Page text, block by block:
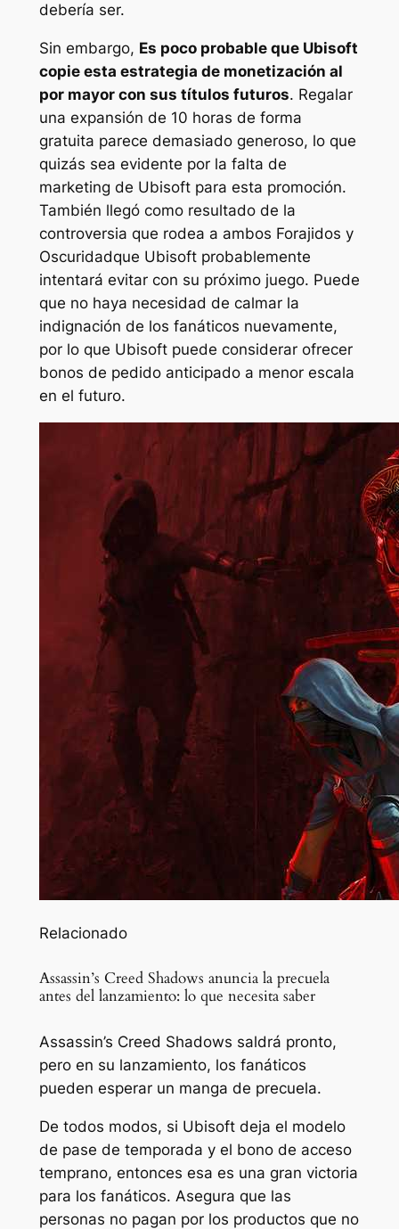
debería ser.
Sin embargo, Es poco probable que Ubisoft
copie esta estrategia de monetización al
por mayor con sus títulos futuros. Regalar
una expansión de 10 horas de forma
gratuita parece demasiado generoso, lo que
quizás sea evidente por la falta de
marketing de Ubisoft para esta promoción.
También llegó como resultado de la
controversia que rodea a ambos Forajidos y
Oscuridadque Ubisoft probablemente
intentará evitar con su próximo juego. Puede
que no haya necesidad de calmar la
indignación de los fanáticos nuevamente,
por lo que Ubisoft puede considerar ofrecer
bonos de pedido anticipado a menor escala
en el futuro.
Relacionado
Assassin’s Creed Shadows anuncia la precuela
antes del lanzamiento: lo que necesita saber
Assassin’s Creed Shadows saldrá pronto,
pero en su lanzamiento, los fanáticos
pueden esperar un manga de precuela.
De todos modos, si Ubisoft deja el modelo
de pase de temporada y el bono de acceso
temprano, entonces esa es una gran victoria
para los fanáticos. Asegura que las
personas no pagan por los productos que no